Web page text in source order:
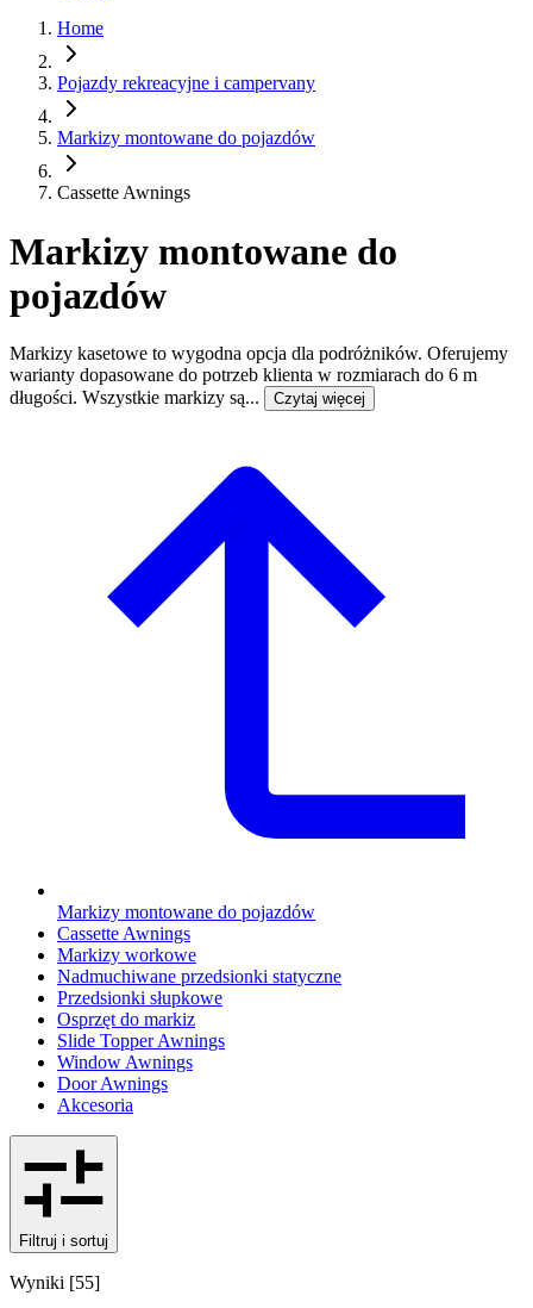
Home
Pojazdy rekreacyjne i campervany
Markizy montowane do pojazdów
Cassette Awnings
Markizy montowane do
pojazdów
Markizy kasetowe to wygodna opcja dla podróżników. Oferujemy
warianty dopasowane do potrzeb klienta w rozmiarach do 6 m
długości. Wszystkie markizy są...
Czytaj więcej
Markizy montowane do pojazdów
Cassette Awnings
Markizy workowe
Nadmuchiwane przedsionki statyczne
Przedsionki słupkowe
Osprzęt do markiz
Slide Topper Awnings
Window Awnings
Door Awnings
Akcesoria
Filtruj i sortuj
Wyniki [55]